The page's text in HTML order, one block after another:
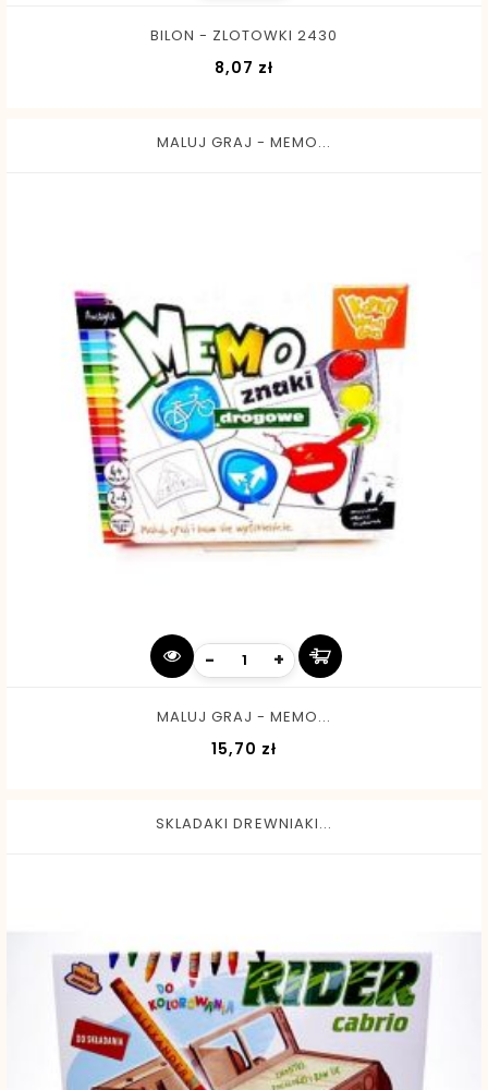
BILON - ZLOTOWKI 2430
8,07 złCena
MALUJ GRAJ - MEMO...
- +
MALUJ GRAJ - MEMO...
15,70 złCena
SKLADAKI DREWNIAKI...